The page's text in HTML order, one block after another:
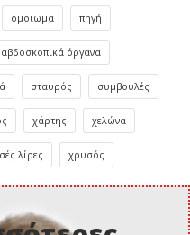
ομοιωμα πηγή
όργανα
σταυρός συμβουλές
χάρτης χελώνα
λίρες χρυσός